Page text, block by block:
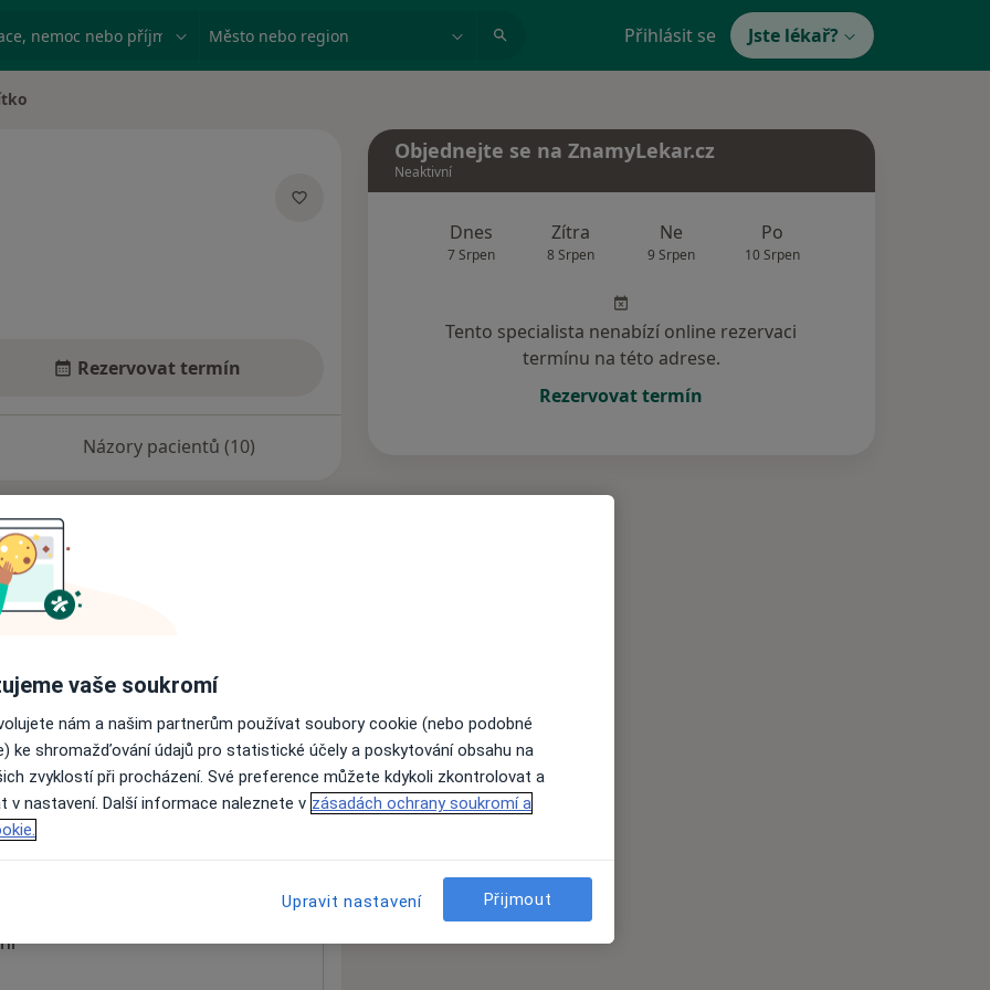
nemoc nebo příjmení Město nebo region Přihlásit se Jste lékař?
Rezervovat termín
Názory pacientů (10)
nejsou k dispozici
informace o svých službách.
Objednejte se na ZnamyLekar.cz
Neaktivní
Dnes
7 Srpen
Zítra
8 Srpen
Ne
9 Srpen
Po
10 Srpen
Tento specialista nenabízí online rezervaci
termínu na této adrese.
Rezervovat termín
vaše soukromí
nám a našim partnerům používat soubory cookie (nebo podobné
ke shromažďování údajů pro statistické účely a poskytování obsahu na
zvyklostí při procházení. Své preference můžete kdykoli zkontrolovat a
v nastavení. Další informace naleznete v zásadách ochrany soukromí a
Upravit nastavení Přijmout